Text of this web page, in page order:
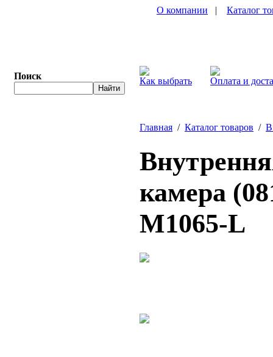
Поиск
О компании | Каталог
Как выбрать Оплата и
Главная / Каталог товаров /
камера
M1065-L